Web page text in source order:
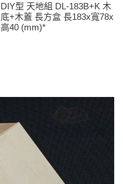
DIY型 天地組 DL-183B+K 木
底+木蓋 長方盒 長183x寬78x
高40 (mm)*